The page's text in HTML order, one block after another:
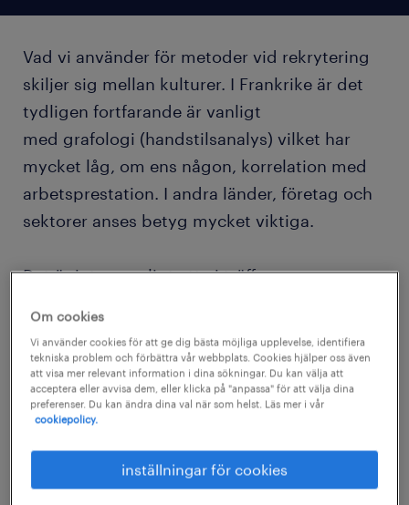
Vad vi använder för metoder vid rekrytering
skiljer sig mellan kulturer. I Frankrike är det
tydligen fortfarande är vanligt
med grafologi (handstilsanalys) vilket har
mycket låg, om ens någon, korrelation med
arbetsprestation. I andra länder, företag och
sektorer anses betyg mycket viktiga.
Det är inte ovanligt att vi träffar
som trots det kämpar med att få jobb.
Kandidater berättar att de önskat att någon
tidigare hade förklarat för dem att det är
erfarenhet under studietiden än att få högsta
betyg. Framförallt bland kandidater från
Om cookies
Vi använder cookies för att ge dig bästa möjliga upplevelse, identifiera
tekniska problem och förbättra vår webbplats. Cookies hjälper oss även
att visa mer relevant information i dina sökningar. Du kan välja att
acceptera eller avvisa dem, eller klicka på "anpassa" för att välja dina
preferenser. Du kan ändra dina val när som helst. Läs mer i vår
cookiepolicy.
inställningar för cookies